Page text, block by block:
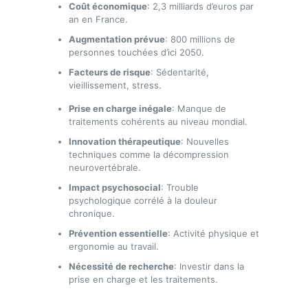
Coût économique: 2,3 milliards d’euros par
an en France.
Augmentation prévue: 800 millions de
personnes touchées d’ici 2050.
Facteurs de risque: Sédentarité,
vieillissement, stress.
Prise en charge inégale: Manque de
traitements cohérents au niveau mondial.
Innovation thérapeutique: Nouvelles
techniques comme la décompression
neurovertébrale.
Impact psychosocial: Trouble
psychologique corrélé à la douleur
chronique.
Prévention essentielle: Activité physique et
ergonomie au travail.
Nécessité de recherche: Investir dans la
prise en charge et les traitements.